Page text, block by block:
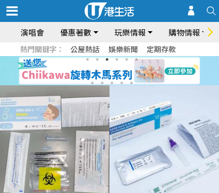
演唱會 優惠著數 玩樂情報 購物情報
熱門關鍵字： 公屋熱話 娛樂新聞 定期存款